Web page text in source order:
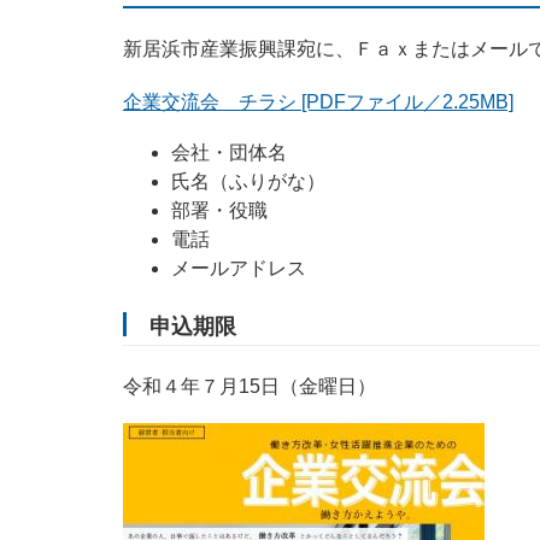
新居浜市産業振興課宛に、Ｆａｘまたはメール
企業交流会 チラシ [PDFファイル／2.25MB]
会社・団体名
氏名（ふりがな）
部署・役職
電話
メールアドレス
申込期限
令和４年７月15日（金曜日）